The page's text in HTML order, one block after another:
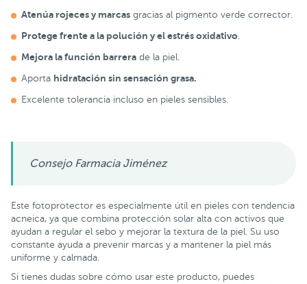
Atenúa rojeces y marcas gracias al pigmento verde corrector.
Protege frente a la polución y el estrés oxidativo
Mejora la función barrera de la piel.
Aporta hidratación sin sensación grasa.
Excelente tolerancia incluso en pieles sensibles.
Consejo Farmacia Jiménez
Este fotoprotector es especialmente útil en pieles con tendencia
acneica, ya que combina protección solar alta con activos que
ayudan a regular el sebo y mejorar la textura de la piel. Su uso
constante ayuda a prevenir marcas y a mantener la piel más
uniforme y calmada.
Si tienes dudas sobre cómo usar este producto, puedes